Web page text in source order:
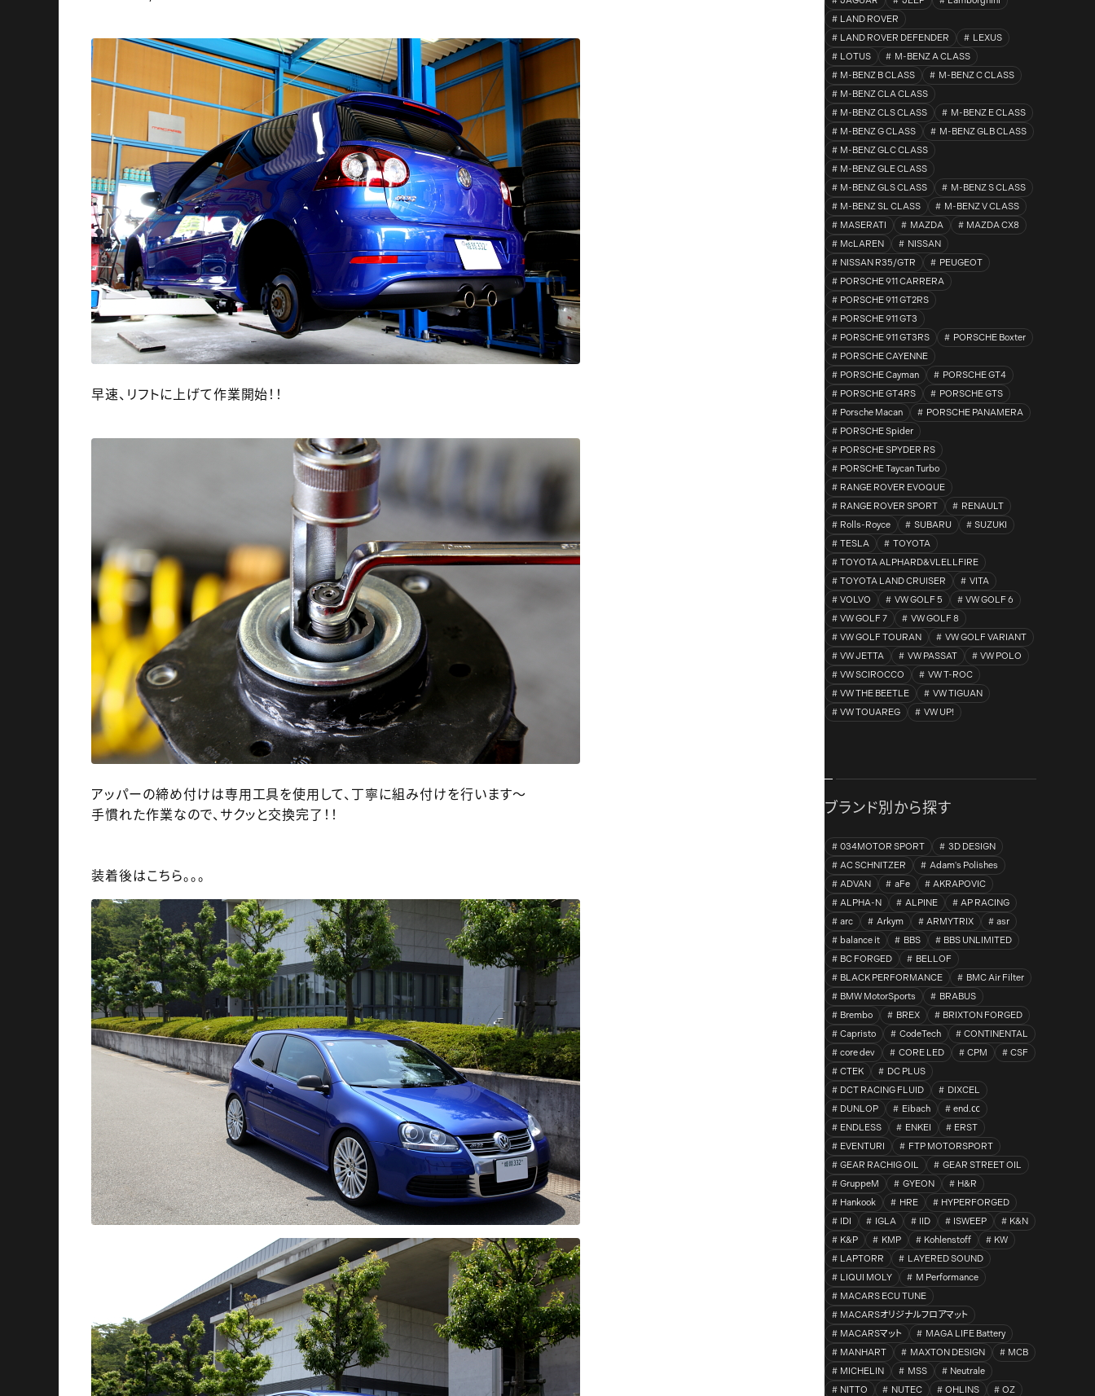
早速、リフトに上げて作業開始！！
アッパーの締め付けは専用工具を使用して、丁寧に組み付けを行います～
手慣れた作業なので、サクッと交換完了！！
装着後はこちら。。。
LAND ROVER
LAND ROVER DEFENDER
LEXUS
LOTUS
M-BENZ A CLASS
M-BENZ B CLASS
M-BENZ C CLASS
M-BENZ CLA CLASS
M-BENZ CLS CLASS
M-BENZ E CLASS
M-BENZ G CLASS
M-BENZ GLB CLASS
M-BENZ GLC CLASS
M-BENZ GLE CLASS
M-BENZ GLS CLASS
M-BENZ S CLASS
M-BENZ SL CLASS
M-BENZ V CLASS
MASERATI
MAZDA
MAZDA CX8
McLAREN
NISSAN
NISSAN R35/GTR
PEUGEOT
PORSCHE 911 CARRERA
PORSCHE 911 GT2RS
PORSCHE 911 GT3
PORSCHE 911 GT3RS
PORSCHE Boxter
PORSCHE CAYENNE
PORSCHE Cayman
PORSCHE GT4
PORSCHE GT4RS
PORSCHE GTS
Porsche Macan
PORSCHE PANAMERA
PORSCHE Spider
PORSCHE SPYDER RS
PORSCHE Taycan Turbo
RANGE ROVER EVOQUE
RANGE ROVER SPORT
RENAULT
Rolls-Royce
SUBARU
SUZUKI
TESLA
TOYOTA
TOYOTA ALPHARD&VLELLFIRE
TOYOTA LAND CRUISER
VITA
VOLVO
VW GOLF 5
VW GOLF 6
VW GOLF 7
VW GOLF 8
VW GOLF TOURAN
VW GOLF VARIANT
VW JETTA
VW PASSAT
VW POLO
VW SCIROCCO
VW T-ROC
VW THE BEETLE
VW TIGUAN
VW TOUAREG
VW UP!
ブランド別から探す
034MOTOR SPORT
3D DESIGN
AC SCHNITZER
Adam's Polishes
ADVAN
aFe
AKRAPOVIC
ALPHA-N
ALPINE
AP RACING
arc
Arkym ARMYTRIX
asr
balance it
BBS
BBS UNLIMITED
BC FORGED
BELLOF
BLACK PERFORMANCE
BMC Air Filter
BMW MotorSports
BRABUS
Brembo
BREX
BRIXTON FORGED
Capristo
CodeTech
CONTINENTAL
core dev
CORE LED CPM
CSF
CTEK
DC PLUS
DCT RACING FLUID
DIXCEL
DUNLOP
Eibach
end.㏄
ENDLESS
ENKEI
ERST
EVENTURI
FTP MOTORSPORT
GEAR RACHIG OIL
GEAR STREET OIL
GruppeM
GYEON
H&R
Hankook
HRE
HYPERFORGED
IDI
IGLA IID ISWEEP
K&N
K&P
KMP Kohlenstoff
KW
LAPTORR
LAYERED SOUND
LIQUI MOLY
M Performance
MACARS ECU TUNE
MACARSオリジナルフロアマット
MACARSマット
MAGA LIFE Battery
MANHART
MAXTON DESIGN
MCB
MICHELIN
MSS
Neutrale
NITTO
NUTEC OHLINS OZ